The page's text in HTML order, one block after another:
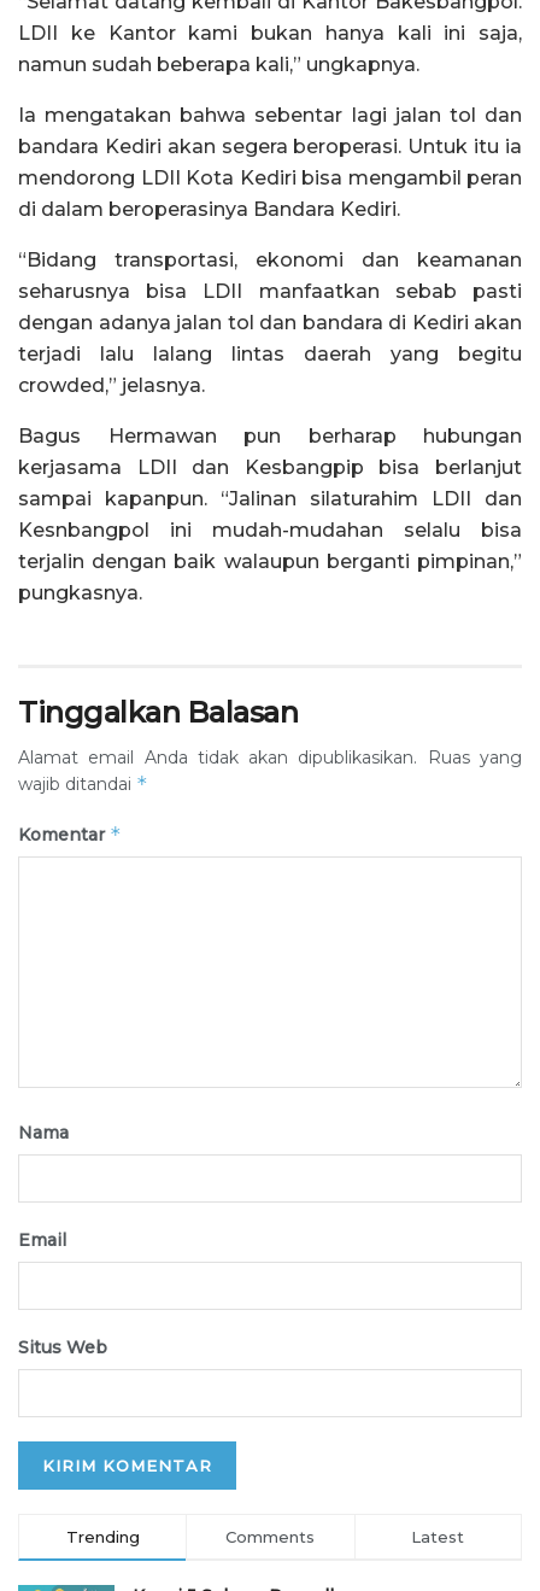
LDII ke Kantor kami bukan hanya kali ini saja,
namun sudah beberapa kali,” ungkapnya.
Ia mengatakan bahwa sebentar lagi jalan tol dan
bandara Kediri akan segera beroperasi. Untuk itu ia
mendorong LDII Kota Kediri bisa mengambil peran
di dalam beroperasinya Bandara Kediri.
“Bidang transportasi, ekonomi dan keamanan
seharusnya bisa LDII manfaatkan sebab pasti
dengan adanya jalan tol dan bandara di Kediri akan
terjadi lalu lalang lintas daerah yang begitu
crowded,” jelasnya.
Bagus Hermawan pun berharap hubungan
kerjasama LDII dan Kesbangpip bisa berlanjut
sampai kapanpun. “Jalinan silaturahim LDII dan
Kesnbangpol ini mudah-mudahan selalu bisa
terjalin dengan baik walaupun berganti pimpinan,”
pungkasnya.
Tinggalkan Balasan
Alamat email Anda tidak akan dipublikasikan.
Ruas yang
wajib ditandai *
Komentar *
Nama
Email
Situs Web
Trending Comments Latest